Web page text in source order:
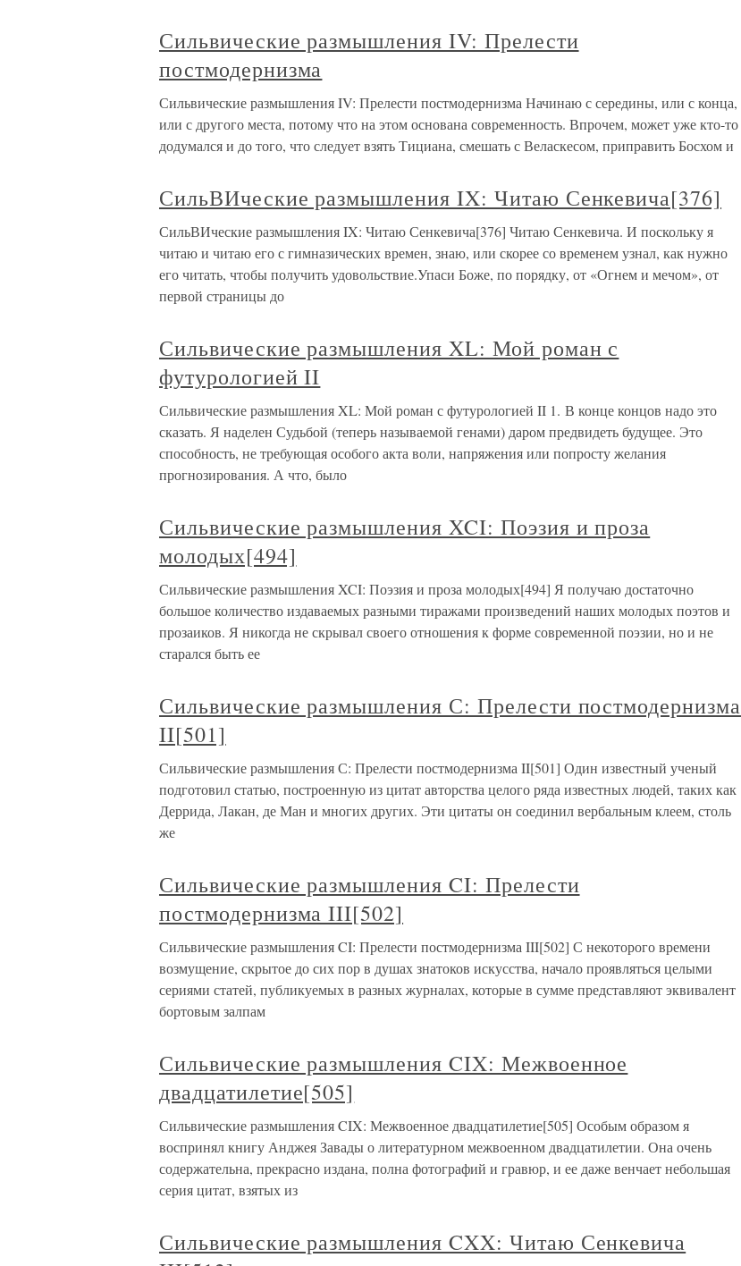
Сильвические размышления IV: Прелести
постмодернизма
Сильвические размышления IV: Прелести постмодернизма Начинаю с середины, или с конца,
или с другого места, потому что на этом основана современность. Впрочем, может уже кто-то
додумался и до того, что следует взять Тициана, смешать с Веласкесом, приправить Босхом и
СильВИческие размышления IX: Читаю Сенкевича[376]
СильВИческие размышления IX: Читаю Сенкевича[376] Читаю Сенкевича. И поскольку я
читаю и читаю его с гимназических времен, знаю, или скорее со временем узнал, как нужно
его читать, чтобы получить удовольствие.Упаси Боже, по порядку, от «Огнем и мечом», от
первой страницы до
Сильвические размышления XL: Мой роман с
футурологией II
Сильвические размышления XL: Мой роман с футурологией II 1. В конце концов надо это
сказать. Я наделен Судьбой (теперь называемой генами) даром предвидеть будущее. Это
способность, не требующая особого акта воли, напряжения или попросту желания
прогнозирования. А что, было
Сильвические размышления XCI: Поэзия и проза
молодых[494]
Сильвические размышления XCI: Поэзия и проза молодых[494] Я получаю достаточно
большое количество издаваемых разными тиражами произведений наших молодых поэтов и
прозаиков. Я никогда не скрывал своего отношения к форме современной поэзии, но и не
старался быть ее
Сильвические размышления С: Прелести постмодернизма
II[501]
Сильвические размышления С: Прелести постмодернизма II[501] Один известный ученый
подготовил статью, построенную из цитат авторства целого ряда известных людей, таких как
Деррида, Лакан, де Ман и многих других. Эти цитаты он соединил вербальным клеем, столь
же
Сильвические размышления CI: Прелести
постмодернизма III[502]
Сильвические размышления CI: Прелести постмодернизма III[502] С некоторого времени
возмущение, скрытое до сих пор в душах знатоков искусства, начало проявляться целыми
сериями статей, публикуемых в разных журналах, которые в сумме представляют эквивалент
бортовым залпам
Сильвические размышления CIX: Межвоенное
двадцатилетие[505]
Сильвические размышления CIX: Межвоенное двадцатилетие[505] Особым образом я
воспринял книгу Анджея Завады о литературном межвоенном двадцатилетии. Она очень
содержательна, прекрасно издана, полна фотографий и гравюр, и ее даже венчает небольшая
серия цитат, взятых из
Сильвические размышления CXX: Читаю Сенкевича